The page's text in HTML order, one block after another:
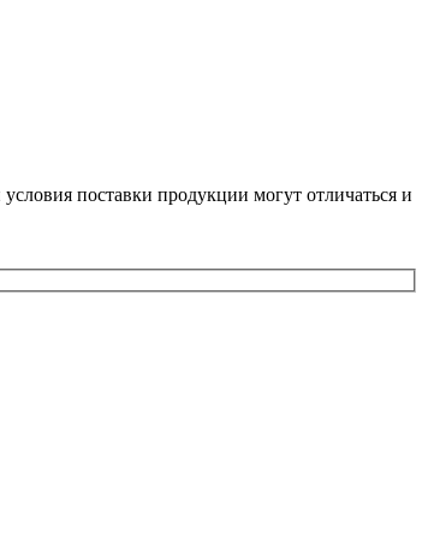
поставки продукции могут отличаться и